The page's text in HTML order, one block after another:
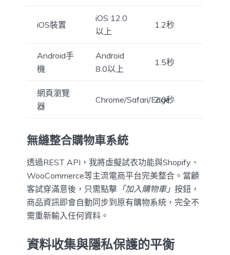
iOS裝置
iOS 12.0
以上
1.2秒
Android手
機
Android
8.0以上
1.5秒
網頁瀏覽
器
Chrome/Safari/Edge
2.0秒
無縫整合購物車系統
透過REST API，我將虛擬試衣功能與Shopify、
WooCommerce等主流電商平台完美整合。當顧
客試穿滿意後，只需點擊 「加入購物車」 按鈕，
商品資訊即會自動同步到原有購物系統，完全不
需重新輸入任何資料。
資料收集與隱私保護的平衡